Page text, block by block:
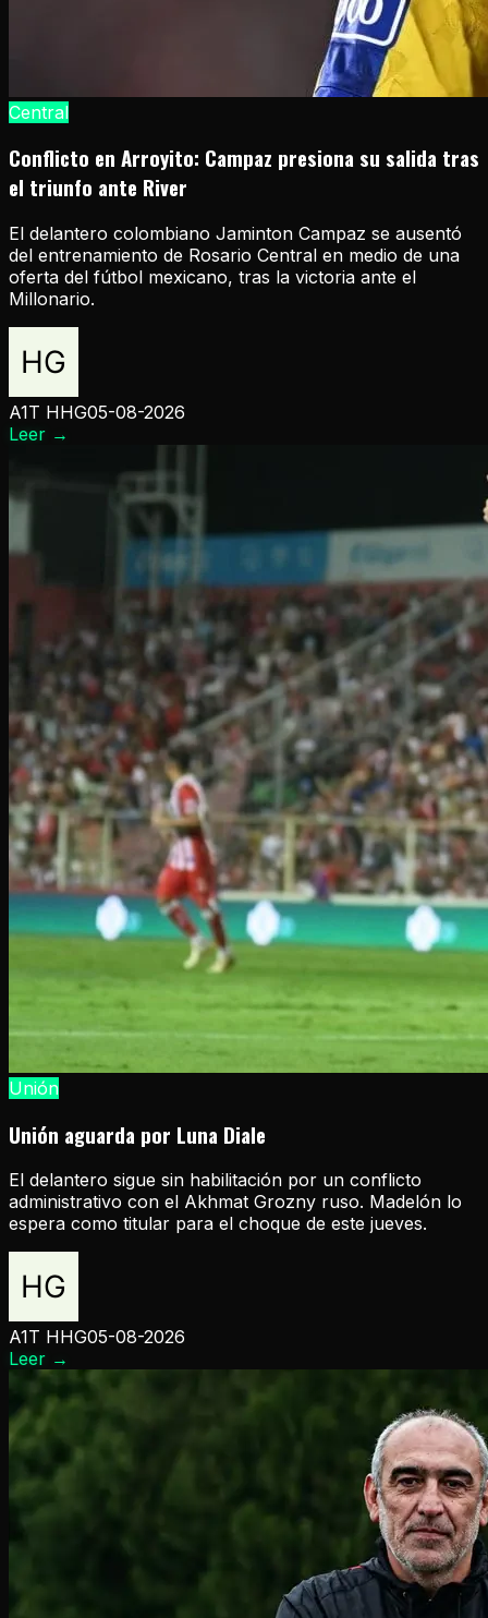
Central
Conflicto en Arroyito: Campaz presiona su salida tras
el triunfo ante River
El delantero colombiano Jaminton Campaz se ausentó
del entrenamiento de Rosario Central en medio de una
oferta del fútbol mexicano, tras la victoria ante el
Millonario.
A1T HHG05-08-2026
Leer →
Unión
Unión aguarda por Luna Diale
El delantero sigue sin habilitación por un conflicto
administrativo con el Akhmat Grozny ruso. Madelón lo
espera como titular para el choque de este jueves.
A1T HHG05-08-2026
Leer →